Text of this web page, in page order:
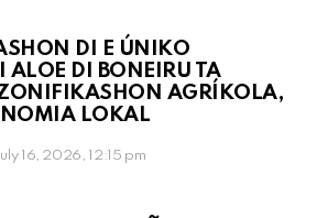
DI E ÚNIKO
ALOE DI BONEIRU TA
AGRÍKOLA,
LOKAL
16, 2026, 12:15 pm